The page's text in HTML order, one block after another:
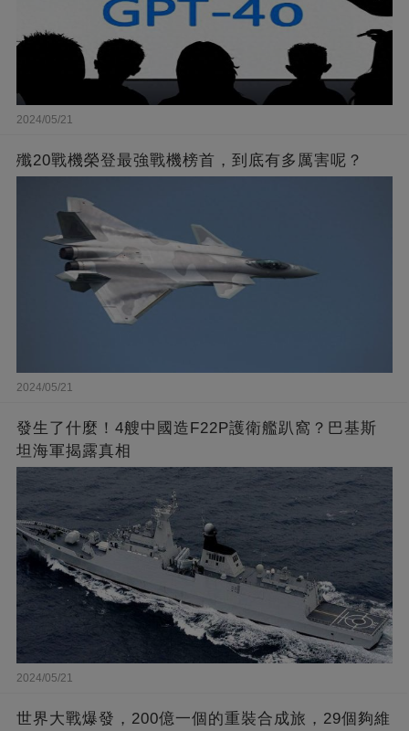
2024/05/21
殲20戰機榮登最強戰機榜首，到底有多厲害呢？
2024/05/21
發生了什麼！4艘中國造F22P護衛艦趴窩？巴基斯
坦海軍揭露真相
2024/05/21
世界大戰爆發，200億一個的重裝合成旅，29個夠維